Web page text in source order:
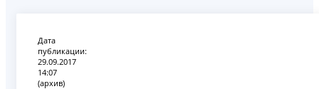
Дата
публикации:
29.09.2017
14:07
(архив)